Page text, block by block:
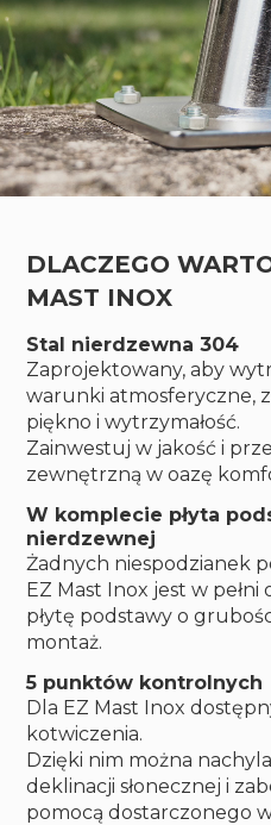
DLACZEGO
MAST INOX
Stal nierdzewna 304
Zaprojektowany, aby
warunki atmosferyczne,
piękno i wytrzymałość.
Zainwestuj w jakość i
zewnętrzną w oazę
W komplecie płyta
nierdzewnej
Żadnych niespodzianek
EZ Mast Inox jest w pełni
płytę podstawy o
montaż.
5 punktów kontrolnych
Dla EZ Mast Inox
kotwiczenia.
Dzięki nim można
deklinacji słonecznej i
pomocą dostarczonego